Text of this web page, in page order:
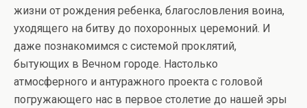
жизни от рождения ребенка, благословления воина,
уходящего на битву до похоронных церемоний. И
даже познакомимся с системой проклятий,
бытующих в Вечном городе. Настолько
атмосферного и антуражного проекта с головой
погружающего нас в первое столетие до нашей эры